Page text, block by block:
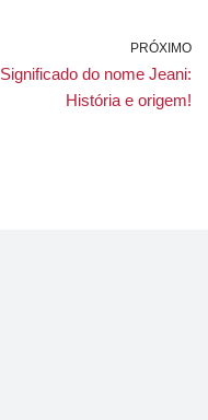
PRÓXIMO
Significado do nome Jeani:
História e origem!